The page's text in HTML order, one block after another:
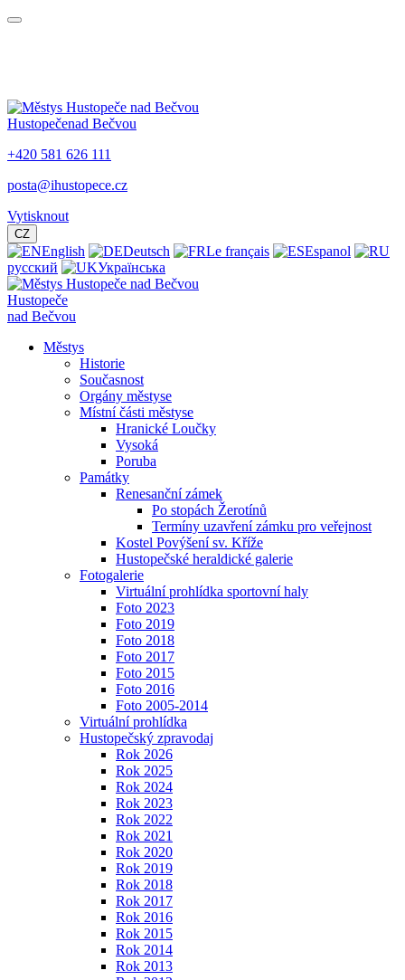
Hustopečenad Bečvou
+420 581 626 111
posta@ihustopece.cz
Vytisknout
CZ
English Deutsch Le français
Espanol
русский
Українська
Hustopeče
nad Bečvou
Městys
Historie
Současnost
Orgány městyse
Místní části městyse
Hranické Loučky
Vysoká
Poruba
Památky
Renesanční zámek
Po stopách Žerotínů
Termíny uzavření zámku pro veřejnost
Kostel Povýšení sv. Kříže
Hustopečské heraldické galerie
Fotogalerie
Virtuální prohlídka sportovní haly
Foto 2023
Foto 2019
Foto 2018
Foto 2017
Foto 2015
Foto 2016
Foto 2005-2014
Virtuální prohlídka
Hustopečský zpravodaj
Rok 2026
Rok 2025
Rok 2024
Rok 2023
Rok 2022
Rok 2021
Rok 2020
Rok 2019
Rok 2018
Rok 2017
Rok 2016
Rok 2015
Rok 2014
Rok 2013